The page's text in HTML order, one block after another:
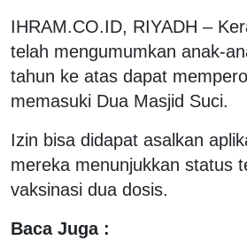
IHRAM.CO.ID, RIYADH –
telah mengumumkan anak-
tahun ke atas dapat
memasuki Dua Masjid Suci.
Izin bisa didapat asalkan
mereka menunjukkan status
vaksinasi dua dosis.
Baca Juga :